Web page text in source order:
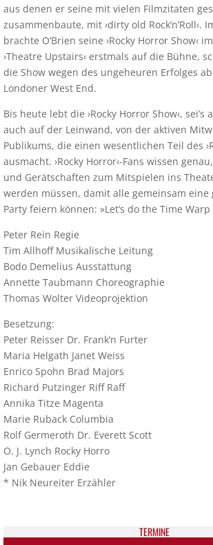
aus denen er seine mit vielen Filmzitaten
zusammenbaute, mit ›dirty old Rock’n’Roll‹.
brachte O’Brien seine ›Rocky Horror Show‹
›Theatre Upstairs‹ erstmals auf die Bühne,
die Show wegen des ungeheuren Erfolges
Londoner West End.
Bis heute lebt die ›Rocky Horror Show‹,
auch auf der Leinwand, von der aktiven
Publikums, die einen wesentlichen Teil des
ausmacht. ›Rocky Horror‹-Fans wissen
und Gerätschaften zum Mitspielen ins
werden müssen, damit alle gemeinsam eine
Party feiern können: »Let’s do the Time
Peter Rein Regie
Tim Allhoff Musikalische Leitung
Bodo Demelius Ausstattung
Annette Taubmann Choreographie
Thomas Wolter Videoprojektion
Besetzung:
Peter Reisser Dr. Frank’n Furter
Maria Helgath Janet Weiss
Enrico Spohn Brad Majors
Richard Putzinger Riff Raff
Annika Titze Magenta
Marie Ruback Columbia
Rolf Germeroth Dr. Everett Scott
O. J. Lynch Rocky Horro
Jan Gebauer Eddie
* Nik Neureiter Erzähler
TER­MI­NE